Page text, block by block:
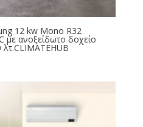
12 kw Mono R32
με ανοξείδωτο δοχείο